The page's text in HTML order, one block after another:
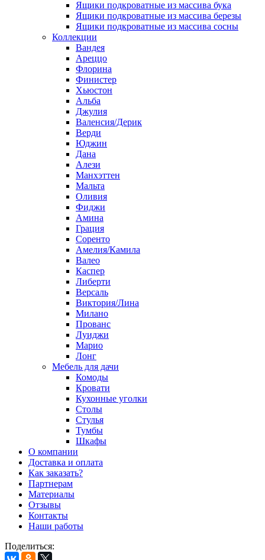
Ящики подкроватные из массива бука
Ящики подкроватные из массива березы
Ящики подкроватные из массива сосны
Коллекции
Вандея
Ареццо
Флорина
Финистер
Хьюстон
Альба
Джулия
Валенсия/Дерик
Верди
Юджин
Дана
Алези
Манхэттен
Мальта
Оливия
Фиджи
Амина
Грация
Соренто
Амелия/Камила
Валео
Каспер
Либерти
Версаль
Виктория/Лина
Милано
Прованс
Луиджи
Марио
Лонг
Мебель для дачи
Комоды
Кровати
Кухонные уголки
Столы
Стулья
Тумбы
Шкафы
О компании
Доставка и оплата
Как заказать?
Партнерам
Материалы
Отзывы
Контакты
Наши работы
Поделиться: